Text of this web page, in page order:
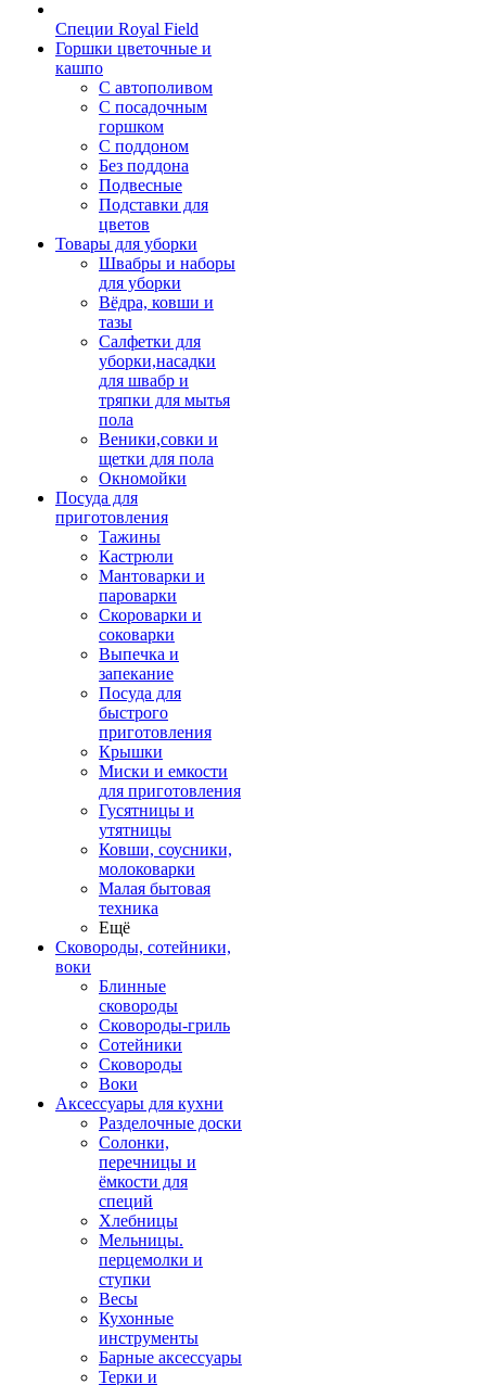
Специи Royal Field
Горшки цветочные и
кашпо
С автополивом
С посадочным
горшком
С поддоном
Без поддона
Подвесные
Подставки для
цветов
Товары для уборки
Швабры и наборы
для уборки
Вёдра, ковши и
тазы
Салфетки для
уборки,насадки
для швабр и
тряпки для мытья
пола
Веники,совки и
щетки для пола
Окномойки
Посуда для
приготовления
Тажины
Кастрюли
Мантоварки и
пароварки
Скороварки и
соковарки
Выпечка и
запекание
Посуда для
быстрого
приготовления
Крышки
Миски и емкости
для приготовления
Гусятницы и
утятницы
Ковши, соусники,
молоковарки
Малая бытовая
техника
Ещё
Сковороды, сотейники,
воки
Блинные
сковороды
Сковороды-гриль
Сотейники
Сковороды
Воки
Аксессуары для кухни
Разделочные доски
Солонки,
перечницы и
ёмкости для
специй
Хлебницы
Мельницы.
перцемолки и
ступки
Весы
Кухонные
инструменты
Барные аксессуары
Терки и